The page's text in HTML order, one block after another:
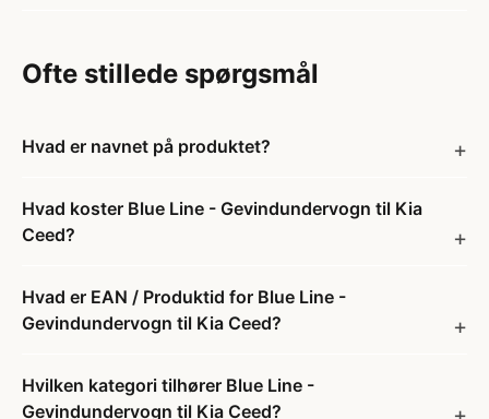
Ofte stillede spørgsmål
Hvad er navnet på produktet?
Hvad koster Blue Line - Gevindundervogn til Kia
Ceed?
Hvad er EAN / Produktid for Blue Line -
Gevindundervogn til Kia Ceed?
Hvilken kategori tilhører Blue Line -
Gevindundervogn til Kia Ceed?